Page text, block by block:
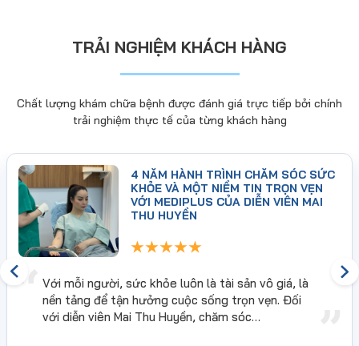
TRẢI NGHIỆM KHÁCH HÀNG
Chất lượng khám chữa bệnh được đánh giá trực tiếp bởi chính
trải nghiệm thực tế của từng khách hàng
4 NĂM HÀNH TRÌNH CHĂM SÓC SỨC
KHỎE VÀ MỘT NIỀM TIN TRỌN VẸN
VỚI MEDIPLUS CỦA DIỄN VIÊN MAI
THU HUYỀN
Với mỗi người, sức khỏe luôn là tài sản vô giá, là
nền tảng để tận hưởng cuộc sống trọn vẹn. Đối
với diễn viên Mai Thu Huyền, chăm sóc…